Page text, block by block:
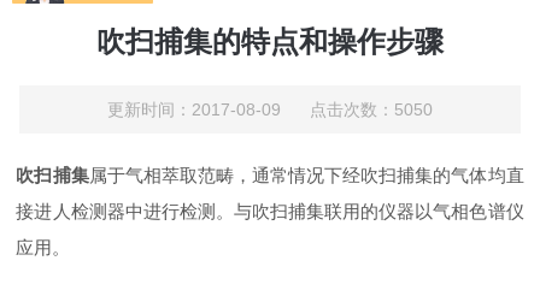
吹扫捕集的特点和操作步骤
更新时间：2017-08-09 点击次数：5050
吹扫捕集属于气相萃取范畴，通常情况下经吹扫捕集的气体均直
接进人检测器中进行检测。与吹扫捕集联用的仪器以气相色谱仪
应用。